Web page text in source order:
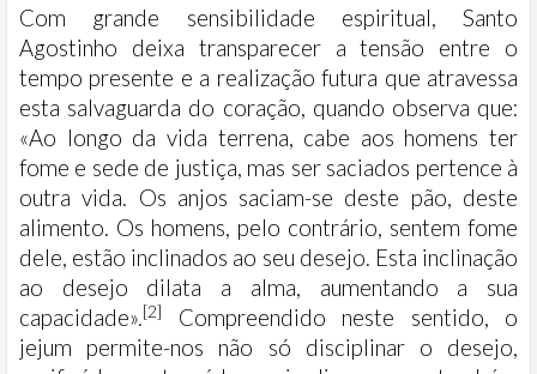
Com grande sensibilidade espiritual, Santo
Agostinho deixa transparecer a tensão entre o
tempo presente e a realização futura que atravessa
esta salvaguarda do coração, quando observa que:
«Ao longo da vida terrena, cabe aos homens ter
fome e sede de justiça, mas ser saciados pertence à
outra vida. Os anjos saciam-se deste pão, deste
alimento. Os homens, pelo contrário, sentem fome
dele, estão inclinados ao seu desejo. Esta inclinação
ao desejo dilata a alma, aumentando a sua
capacidade».[2]
Compreendido neste sentido, o
jejum permite-nos não só disciplinar o desejo,